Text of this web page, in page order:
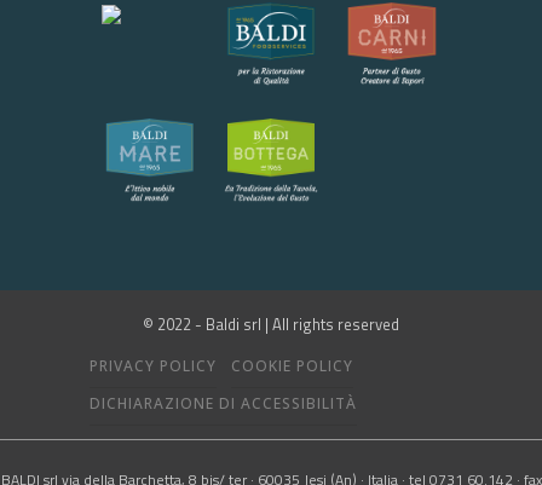
© 2022 - Baldi srl | All rights reserved
PRIVACY POLICY
COOKIE POLICY
DICHIARAZIONE DI ACCESSIBILITÀ
BALDI srl via della Barchetta, 8 bis/ ter · 60035 Jesi (An) · Italia · tel 0731 60.142 · fax